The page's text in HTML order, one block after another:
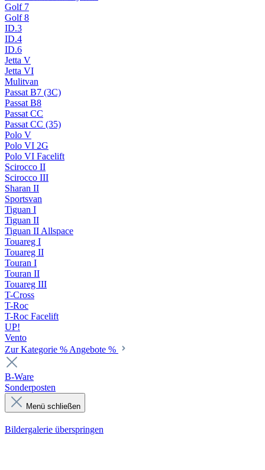
Golf 7
Golf 8
ID.3
ID.4
ID.6
Jetta V
Jetta VI
Mulitvan
Passat B7 (3C)
Passat B8
Passat CC
Passat CC (35)
Polo V
Polo VI 2G
Polo VI Facelift
Scirocco II
Scirocco III
Sharan II
Sportsvan
Tiguan I
Tiguan II
Tiguan II Allspace
Touareg I
Touareg II
Touran I
Touran II
Touareg III
T-Cross
T-Roc
T-Roc Facelift
UP!
Vento
Zur Kategorie % Angebote %
B-Ware
Sonderposten
Menü schließen
Bildergalerie überspringen